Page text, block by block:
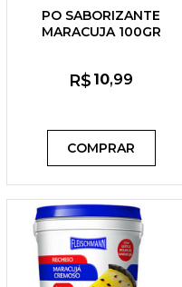
PO SABORIZANTE
MARACUJA 100GR
R$ 10,99
COMPRAR